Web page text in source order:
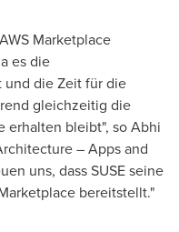
Marketplace
es die
und die Zeit für die
gleichzeitig die
erhalten bleibt", soAbhi
– Apps and
uns, dass SUSE seine
bereitstellt."